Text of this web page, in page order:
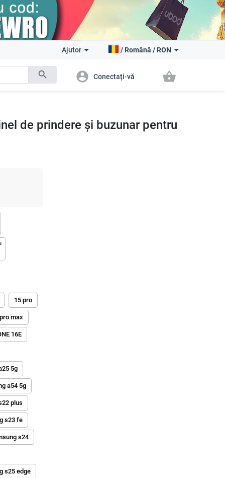
search
Ajutor / Română / RON
account_circle Conectați-vă shopping_basket
de prindere și buzunar pentru
15 pro
max
16E
5g
a54 5g
plus
s23 fe
s24
s25 edge